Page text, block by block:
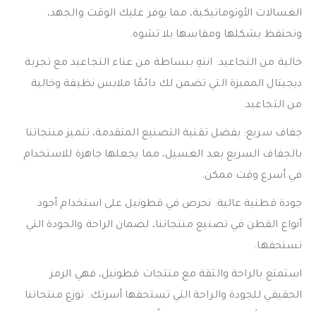
الغسالات الأوتوماتيكية، مما يوفر عليك الوقت والجهد،
وتحتفظ بشكلها ومقاسها بلا تشوه.
خالية من التجاعيد: انتهِ ببساطة من عناء التجاعيد مع تجربة
ديجيتال المميزة التي تضمن لك دائمًا ملابس نظيفة وخالية
من التجاعيد.
جفاف سريع: بفضل تقنية التصنيع المتقدمة، تتميز منتجاتنا
بالجفاف السريع بعد الغسيل، مما يجعلها جاهزة للاستخدام
في أسرع وقت ممكن.
جودة قطنية عالية: نحرص في قطونيل على استخدام أجود
أنواع القطن في تصنيع منتجاتنا، لضمان الراحة والجودة التي
تستحقها.
استمتع بالراحة والثقة مع منتجات قطونيل، فهي الرمز
الحقيقي للجودة والراحة التي تستحقها أسرتك. توزع منتجاتنا